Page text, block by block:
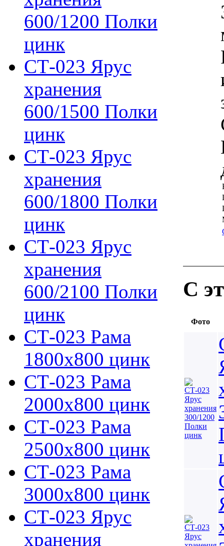
600/1200 Полки
цинк
СТ-023 Ярус
хранения
600/1500 Полки
цинк
СТ-023 Ярус
хранения
600/1800 Полки
цинк
СТ-023 Ярус
хранения
600/2100 Полки
цинк
СТ-023 Рама
1800х800 цинк
СТ-023 Рама
2000х800 цинк
СТ-023 Рама
2500х800 цинк
СТ-023 Рама
3000х800 цинк
СТ-023 Ярус
хранения
С
Фото